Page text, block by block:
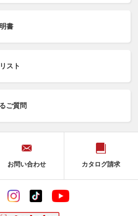
書
スト
ご質問
お問い合わせ カタログ請求